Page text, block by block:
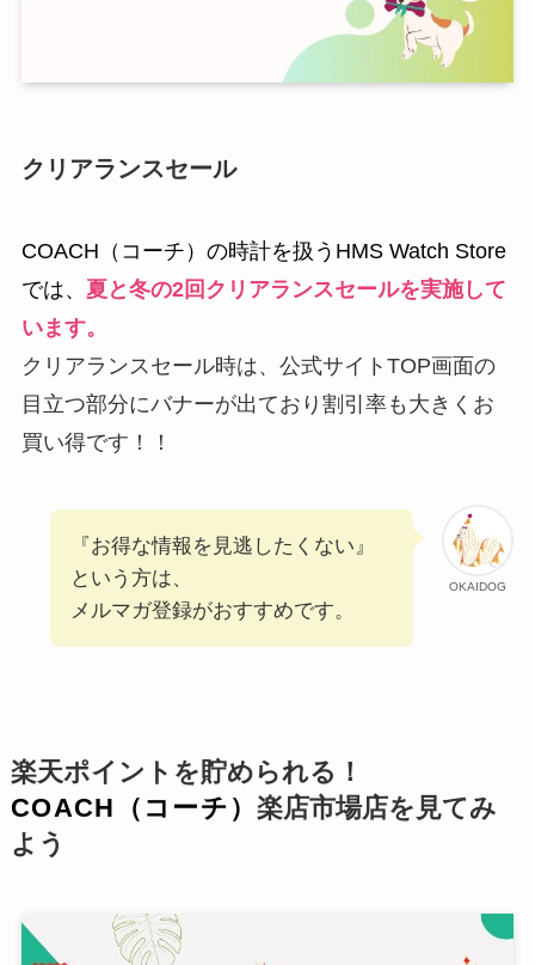
クリアランスセール
COACH（コーチ）の時計を扱うHMS Watch Store
では、 夏と冬の2回クリアランスセールを実施して
います。
クリアランスセール時は、公式サイトTOP画面の
目立つ部分にバナーが出ており割引率も大きくお
買い得です！！
OKAIDOG
『お得な情報を見逃したくない』
という方は、
メルマガ登録がおすすめです。
楽天ポイントを貯められる！
COACH（コーチ）楽店市場店を見てみ
よう